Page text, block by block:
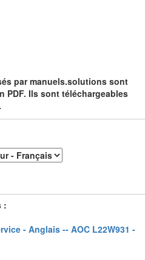
par manuels.solutions sont
PDF. Ils sont téléchargeables
:
- Anglais -- AOC L22W931 -